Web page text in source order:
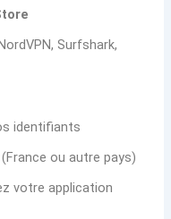
Surfshark,
identifiants
ou autre pays)
votre application